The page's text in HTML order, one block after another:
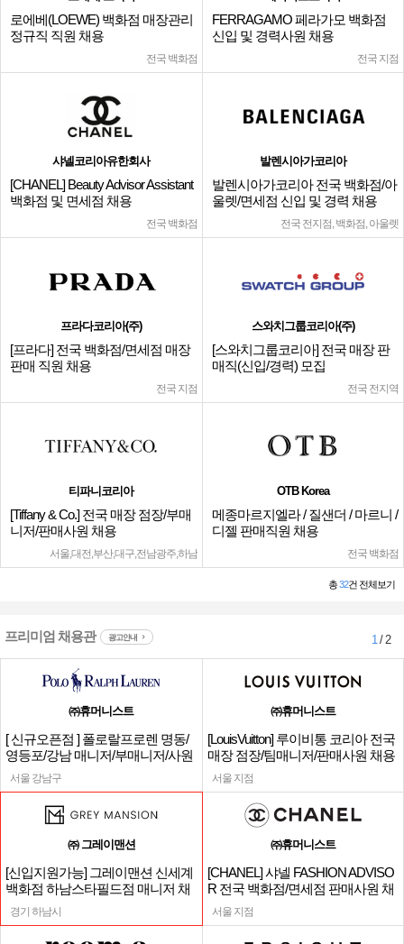
로에베(LOEWE) 백화점 매장관리
정규직 직원 채용
전국 백화점
FERRAGAMO 페라가모 백화점
신입 및 경력사원 채용
전국 지점
샤넬코리아유한회사
[CHANEL] Beauty Advisor Assistant
백화점 및 면세점 채용
전국 백화점
발렌시아가코리아
발렌시아가코리아 전국 백화점/아
울렛/면세점 신입 및 경력 채용
전국 전지점, 백화점, 아울렛
프라다코리아(주)
[프라다] 전국 백화점/면세점 매장
판매 직원 채용
전국 지점
스와치그룹코리아(주)
[스와치그룹코리아] 전국 매장 판
매직(신입/경력) 모집
전국 전지역
티파니코리아
[Tiffany & Co.] 전국 매장 점장/부매
니저/판매사원 채용
서울,대전,부산,대구,전남광주,하남
OTB Korea
메종마르지엘라 / 질샌더 / 마르니 /
디젤 판매직원 채용
전국 백화점
총32건 전체보기
프리미엄 채용관 광고안내 1/ 2
㈜휴머니스트
[ 신규오픈점 ] 폴로랄프로렌 명동/
영등포/강남 매니저/부매니저/사원
서울 강남구
㈜휴머니스트
[LouisVuitton] 루이비통 코리아 전국
매장 점장/팀매니저/판매사원 채용
서울 지점
㈜ 그레이맨션
[신입지원가능] 그레이맨션 신세계
백화점 하남스타필드점 매니저 채
용
경기 하남시
㈜휴머니스트
[CHANEL] 샤넬 FASHION ADVISO
R 전국 백화점/면세점 판매사원 채
용
서울 지점